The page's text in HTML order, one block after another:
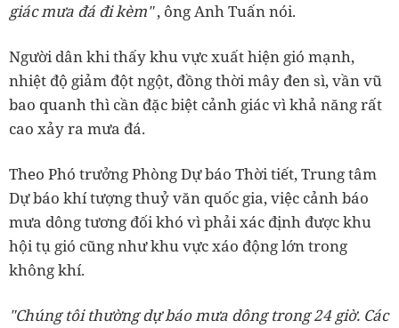
giác mưa đá đi kèm", ông Anh Tuấn nói.
Người dân khi thấy khu vực xuất hiện gió mạnh,
nhiệt độ giảm đột ngột, đồng thời mây đen sì, vần vũ
bao quanh thì cần đặc biệt cảnh giác vì khả năng rất
cao xảy ra mưa đá.
Theo Phó trưởng Phòng Dự báo Thời tiết, Trung tâm
Dự báo khí tượng thuỷ văn quốc gia, việc cảnh báo
mưa dông tương đối khó vì phải xác định được khu
hội tụ gió cũng như khu vực xáo động lớn trong
không khí.
"Chúng tôi thường dự báo mưa dông trong 24 giờ. Các